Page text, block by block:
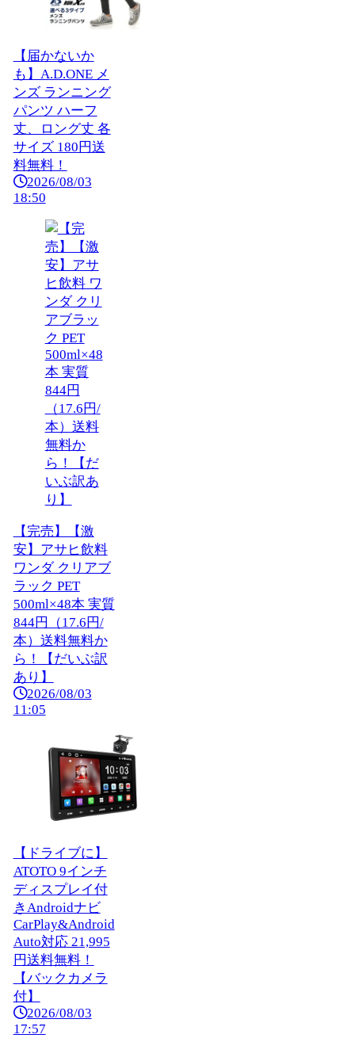
【届かないか
も】A.D.ONE メ
ンズ ランニング
パンツ ハーフ
丈、ロング丈 各
サイズ 180円送
料無料！
2026/08/03
18:50
【完売】【激
安】アサヒ飲料
ワンダ クリアブ
ラック PET
500ml×48本 実質
844円（17.6円/
本）送料無料か
ら！【だいぶ訳
あり】
2026/08/03
11:05
【ドライブに】
ATOTO 9インチ
ディスプレイ付
きAndroidナビ
CarPlay&Android
Auto対応 21,995
円送料無料！
【バックカメラ
付】
2026/08/03
17:57